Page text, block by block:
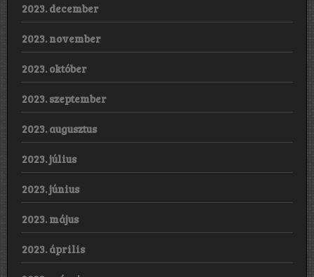
2023. december
2023. november
2023. október
2023. szeptember
2023. augusztus
2023. július
2023. június
2023. május
2023. április